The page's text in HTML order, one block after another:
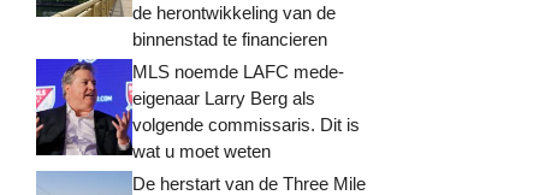
de herontwikkeling van de
binnenstad te financieren
MLS noemde LAFC mede-
eigenaar Larry Berg als
volgende commissaris. Dit is
wat u moet weten
De herstart van de Three Mile